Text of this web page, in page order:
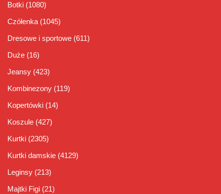
Botki (1080)
Czółenka (1045)
Dresowe i sportowe (611)
Duże (16)
Jeansy (423)
Kombinezony (119)
Kopertówki (14)
Koszule (427)
Kurtki (2305)
Kurtki damskie (4129)
Leginsy (213)
Majtki Figi (21)